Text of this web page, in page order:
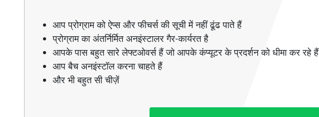
आप प्रोग्राम को ऐप्स और फीचर्स की सूची में नहीं ढूंढ पाते हैं
प्रोग्राम का अंतर्निर्मित अनइंस्टालर गैर-कार्यरत है
आपके पास बहुत सारे लेफ्टओवर्स हैं जो आपके कंप्यूटर के प्रदर्शन को धीमा कर रहे हैं
आप बैच अनइंस्टॉल करना चाहते हैं
और भी बहुत सी चीज़ें